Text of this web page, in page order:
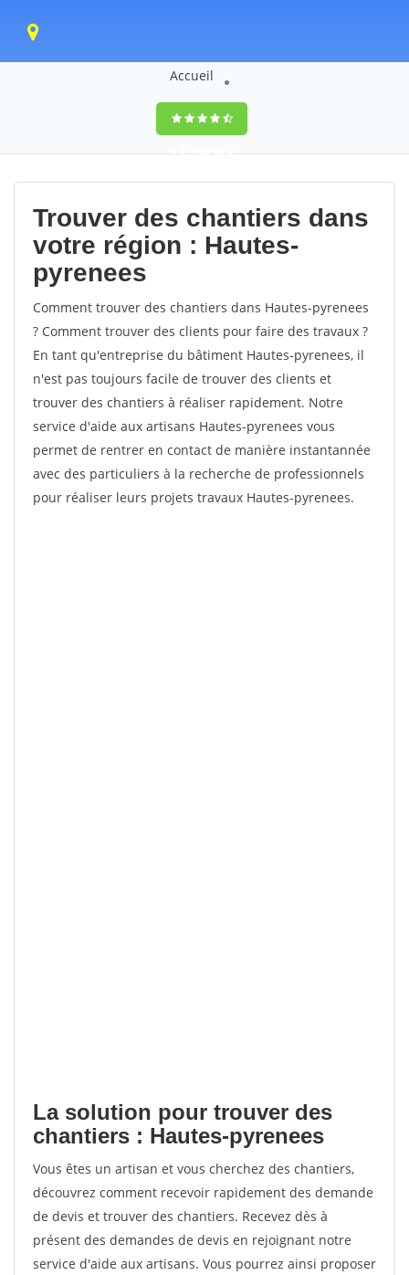
Accueil
9,5(100%)0
votes
Trouver des chantiers dans
votre région : Hautes-
pyrenees
Comment trouver des chantiers dans Hautes-pyrenees
? Comment trouver des clients pour faire des travaux ?
En tant qu'entreprise du bâtiment Hautes-pyrenees, il
n'est pas toujours facile de trouver des clients et
trouver des chantiers à réaliser rapidement. Notre
service d'aide aux artisans Hautes-pyrenees vous
permet de rentrer en contact de manière instantannée
avec des particuliers à la recherche de professionnels
pour réaliser leurs projets travaux Hautes-pyrenees.
La solution pour trouver des
chantiers : Hautes-pyrenees
Vous êtes un artisan et vous cherchez des chantiers,
découvrez comment recevoir rapidement des demande
de devis et trouver des chantiers. Recevez dès à
présent des demandes de devis en rejoignant notre
service d'aide aux artisans. Vous pourrez ainsi proposer